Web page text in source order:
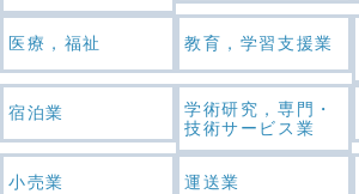
医療，福祉 教育，学習支援業
宿泊業
学術研究，専門・
技術サービス業
小売業 運送業